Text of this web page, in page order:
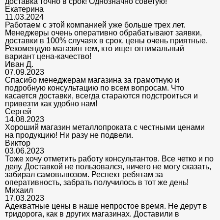
Екатерина
11.03.2024
Работаем с этой компанией уже больше трех лет.
Менеджеры очень оперативно обрабатывают заявки,
доставки в 100% случаях в срок, цены очень приятные.
Рекомендую магазин тем, кто ищет оптимальный
вариант цена-качество!
Иван Д.
07.09.2023
Спасибо менеджерам магазина за грамотную и
подробную консультацию по всем вопросам. Что
касается доставки, всегда стараются подстроиться и
привезти как удобно нам!
Сергей
14.08.2023
Хороший магазин металлопроката с честными ценами
на продукцию! Ни разу не подвели.
Виктор
03.06.2023
Тоже хочу отметить работу консультантов. Все четко и по
делу. Доставкой не пользовался, ничего не могу сказать,
забирал самовывозом. Респект ребятам за
оперативность, забрать получилось в тот же день!
Михаил
17.03.2023
Адекватные цены в наше непростое время. Не дерут в
тридорога, как в других магазинах. Доставили в